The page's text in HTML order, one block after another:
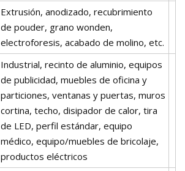
Extrusión, anodizado, recubrimiento
de pouder, grano wonden,
electroforesis, acabado de molino, etc.
Industrial, recinto de aluminio, equipos
de publicidad, muebles de oficina y
particiones, ventanas y puertas, muros
cortina, techo, disipador de calor, tira
de LED, perfil estándar, equipo
médico, equipo/muebles de bricolaje,
productos eléctricos